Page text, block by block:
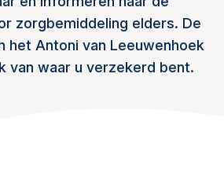
zorgbemiddeling elders. De
het Antoni van Leeuwenhoek
van waar u verzekerd bent.